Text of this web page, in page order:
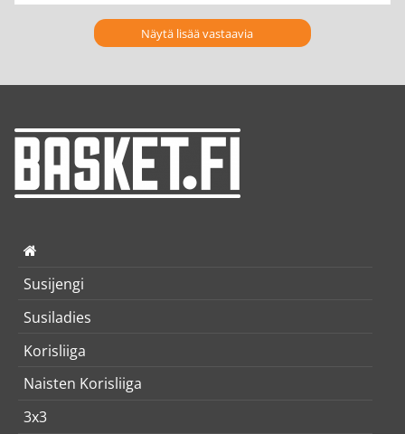
Näytä lisää vastaavia
Susijengi
Susiladies
Korisliiga
Naisten Korisliiga
3x3